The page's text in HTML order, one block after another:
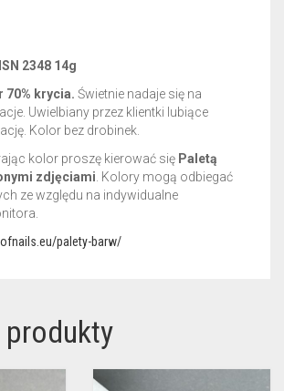
2348 14g
70% krycia. Świetnie nadaje się na
Uwielbiany przez klientki lubiące
Kolor bez drobinek.
kolor proszę kierować się Paletą
zdjęciami . Kolory mogą odbiegać
ze względu na indywidualne
palety-barw/